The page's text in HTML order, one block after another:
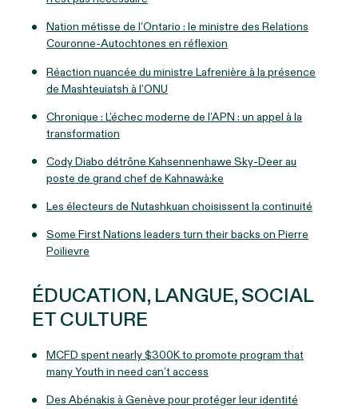
Nation métisse de l’Ontario : le ministre des Relations
Couronne-Autochtones en réflexion
Réaction nuancée du ministre Lafrenière à la présence
de Mashteuiatsh à l’ONU
Chronique : L’échec moderne de l’APN : un appel à la
transformation
Cody Diabo détrône Kahsennenhawe Sky-Deer au
poste de grand chef de Kahnawà:ke
Les électeurs de Nutashkuan choisissent la continuité
Some First Nations leaders turn their backs on Pierre
Poilievre
ÉDUCATION, LANGUE, SOCIAL
ET CULTURE
MCFD spent nearly $300K to promote program that
many Youth in need can’t access
Des Abénakis à Genève pour protéger leur identité